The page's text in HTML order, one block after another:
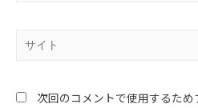
次回のコメントで使用するた